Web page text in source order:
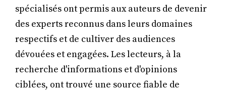
spécialisés ont permis aux auteurs de devenir
des experts reconnus dans leurs domaines
respectifs et de cultiver des audiences
dévouées et engagées. Les lecteurs, à la
recherche d'informations et d'opinions
ciblées, ont trouvé une source fiable de